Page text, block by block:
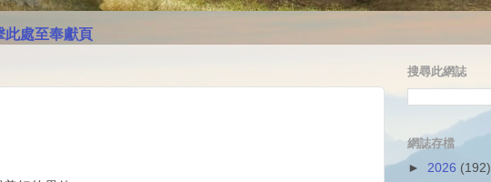
此處至奉獻頁
搜尋此網誌
網誌存檔
► 2026 (192)